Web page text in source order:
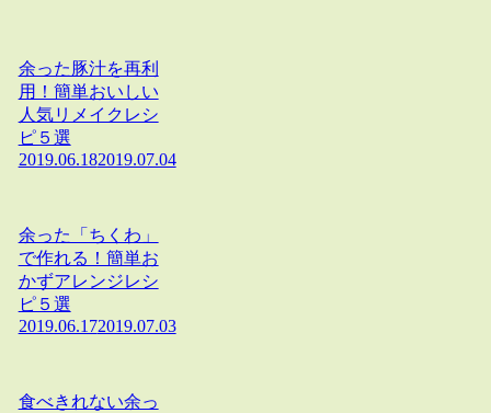
余った豚汁を再利
用！簡単おいしい
人気リメイクレシ
ピ５選
2019.06.182019.07.04
余った「ちくわ」
で作れる！簡単お
かずアレンジレシ
ピ５選
2019.06.172019.07.03
食べきれない余っ